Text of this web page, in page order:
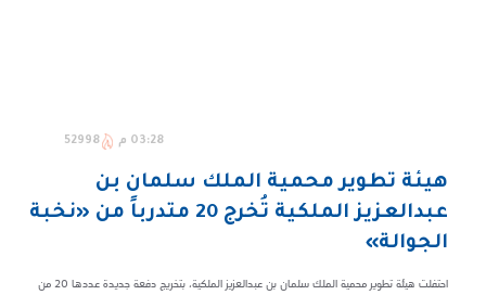
03:28 م 52998
هيئة تطوير محمية الملك سلمان بن
عبدالعزيز الملكية تُخرج 20 متدرباً من «نخبة
الجوالة»
‏‎احتفلت هيئة تطوير محمية الملك سلمان بن عبدالعزيز الملكية، بتخريج دفعة جديدة عددها 20 من